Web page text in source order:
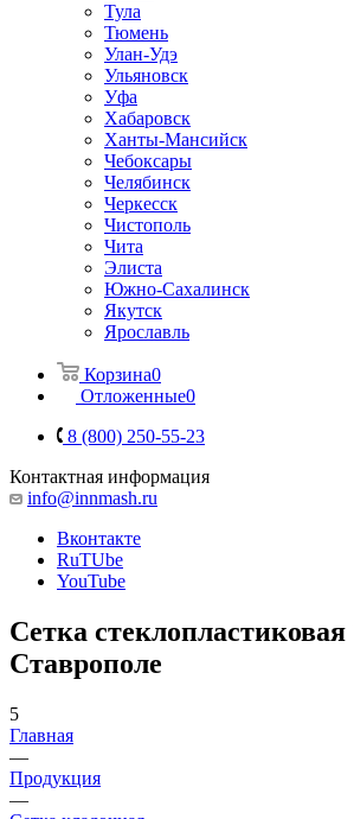
Тула
Тюмень
Улан-Удэ
Ульяновск
Уфа
Хабаровск
Ханты-Мансийск
Чебоксары
Челябинск
Черкесск
Чистополь
Чита
Элиста
Южно-Сахалинск
Якутск
Ярославль
Корзина0
Отложенные0
8 (800) 250-55-23
Контактная информация
info@innmash.ru
Вконтакте
RuTUbe
YouTube
Сетка
Ставрополе
5
Главная
—
Продукция
—